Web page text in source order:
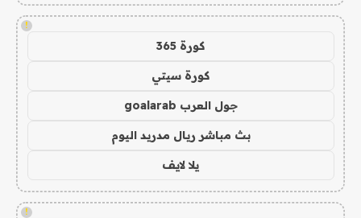
!
كورة 365
كورة سيتي
جول العرب goalarab
بث مباشر ريال مدريد اليوم
يلا لايف
!